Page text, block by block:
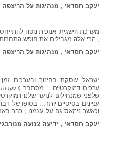
יעקב חסדאי , מנהיגות על הריצפה , עלון
מערכת הישגית ואנוכית נוטה
, הרי אלה מגבילים את חופש
יעקב חסדאי , מנהיגות על הריצפה , עלון
ישראל עוסקת בחינוך ובערכים
ערכים דמוקרטיים... מסתבר
שלפני שמנחילים לנוער שלנו
עניינים בסיסיים יותר... בסופו של
וכאשר נימאס גם על עצמנו , כבר
יעקב חסדאי , ידיעה צנועה מנורבגיה , עלון